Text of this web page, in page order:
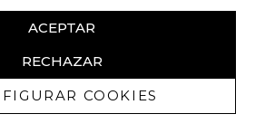
ACEPTAR
RECHAZAR
COOKIES